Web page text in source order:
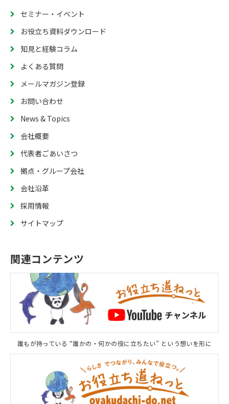
セミナー・イベント
お役立ち資料ダウンロード
知見と経験コラム
よくある質問
メールマガジン登録
お問い合わせ
News & Topics
会社概要
代表者ごあいさつ
拠点・グループ会社
会社沿革
採用情報
サイトマップ
関連コンテンツ
誰もが持っている “誰かの・何かの役に立ちたい” という想いを形に